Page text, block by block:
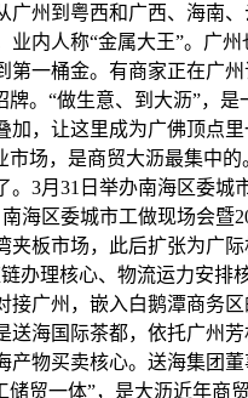
州到粤西和广西、海南
内人称“金属大王”。广
一桶金。有商家正在广
。“做生意、到大沥”，
，让这里成为广佛顶点
场，是商贸大沥最集中
3月31日举办南海区委
区委城市工做现场会
板市场，此后扩张为广
理核心、物流运力安排
广州，嵌入白鹅潭商务
海国际茶都，依托广州
物买卖核心。送海集团
贸一体”，是大沥近年商